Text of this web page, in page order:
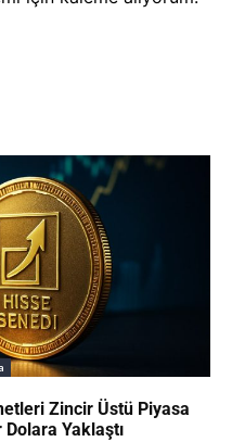
Zincir Üstü Piyasa
Yaklaştı